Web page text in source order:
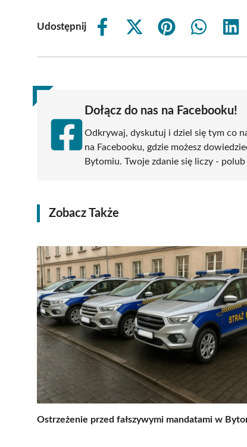
Udostępnij
Share
Share
(Twitter)
Share
Share
Dołącz do nas na Facebooku!
Odkrywaj, dyskutuj i dziel się tym co
na Facebooku, gdzie możesz
Bytomiu. Twoje zdanie się liczy -
Zobacz Także
Ostrzeżenie przed fałszywymi mandatami w